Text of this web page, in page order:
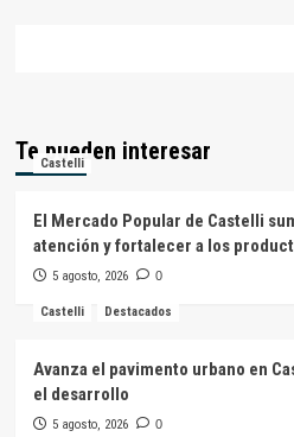
Te pueden interesar
Castelli
El Mercado Popular de Castelli
atención y fortalecer a los
5 agosto, 2026 0
Castelli Destacados
Avanza el pavimento urbano en
el desarrollo
5 agosto, 2026 0